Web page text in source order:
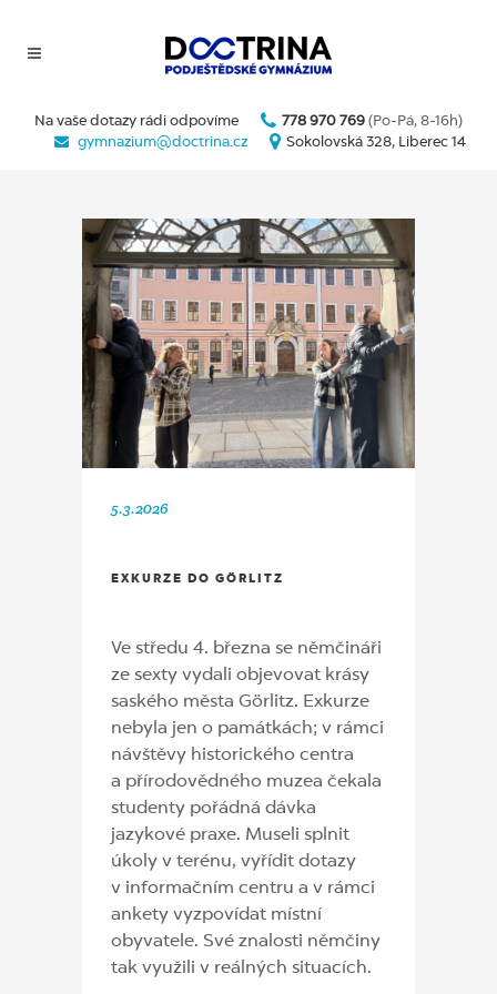
Na vaše dotazy rádi odpovíme 778 970 769 (Po-Pá, 8-16h)
gymnazium@doctrina.cz
Sokolovská 328, Liberec 14
5.3.2026
EXKURZE DO GÖRLITZ
Ve středu 4. března se němčináři
ze sexty vydali objevovat krásy
saského města Görlitz. Exkurze
nebyla jen o památkách; v rámci
návštěvy historického centra
a přírodovědného muzea čekala
studenty pořádná dávka
jazykové praxe. Museli splnit
úkoly v terénu, vyřídit dotazy
v informačním centru a v rámci
ankety vyzpovídat místní
obyvatele. Své znalosti němčiny
tak využili v reálných situacích.